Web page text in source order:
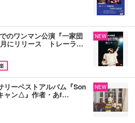
のワンマン公演『一家団
月にリリース トレーラ…
NEW
リーベストアルバム『Son
ャン△』作者・あf…
NEW